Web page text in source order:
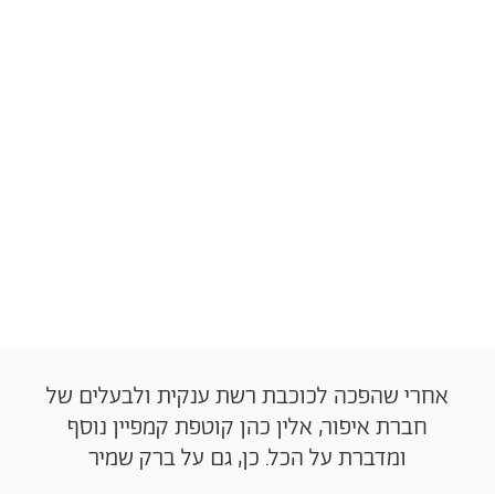
אחרי שהפכה לכוכבת רשת ענקית ולבעלים של
חברת איפור, אלין כהן קוטפת קמפיין נוסף
ומדברת על הכל. כן, גם על ברק שמיר